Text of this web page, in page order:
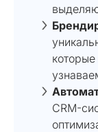
CRM-